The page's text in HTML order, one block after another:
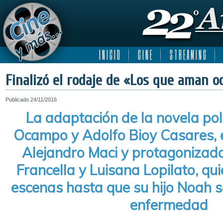
I N I C I O C I N E S T R E A M I N G
Finalizó el rodaje de «Los que aman
Publicado 24/11/2016
La adaptación de la novela
Ocampo y Adolfo Bioy
Alejandro Maci y
Francella y Luisana Lopilato,
escenas hasta que su hijo Noah
enfermedad